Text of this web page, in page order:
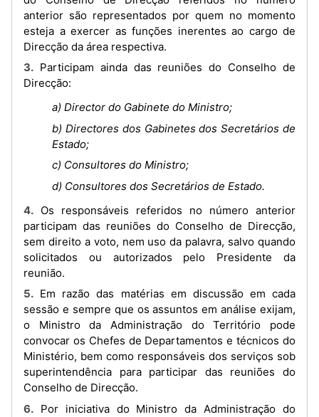
anterior são representados por quem no momento
esteja a exercer as funções inerentes ao cargo de
Direcção da área respectiva.
3. Participam ainda das reuniões do Conselho de
Direcção:
a) Director do Gabinete do Ministro;
b) Directores dos Gabinetes dos Secretários de
Estado;
c) Consultores do Ministro;
d) Consultores dos Secretários de Estado.
4. Os responsáveis referidos no número anterior
participam das reuniões do Conselho de Direcção,
sem direito a voto, nem uso da palavra, salvo quando
solicitados ou autorizados pelo Presidente da
reunião.
5. Em razão das matérias em discussão em cada
sessão e sempre que os assuntos em análise exijam,
o Ministro da Administração do Território pode
convocar os Chefes de Departamentos e técnicos do
Ministério, bem como responsáveis dos serviços sob
superintendência para participar das reuniões do
Conselho de Direcção.
6. Por iniciativa do Ministro da Administração do